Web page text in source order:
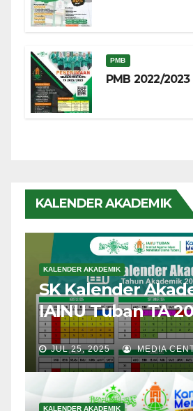
PMB
PMB 2022/2023
KALENDER AKADEMIK
KALENDER AKADEMIK
SK Kalender
IAINU Tuban TA
JUL 25, 2025 MEDIA
KALENDER AKADEMIK